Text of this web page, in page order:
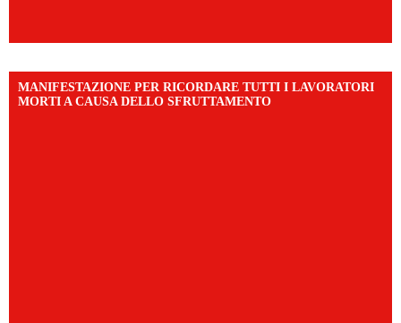
MANIFESTAZIONE PER RICORDARE TUTTI I LAVORATORI
MORTI A CAUSA DELLO SFRUTTAMENTO